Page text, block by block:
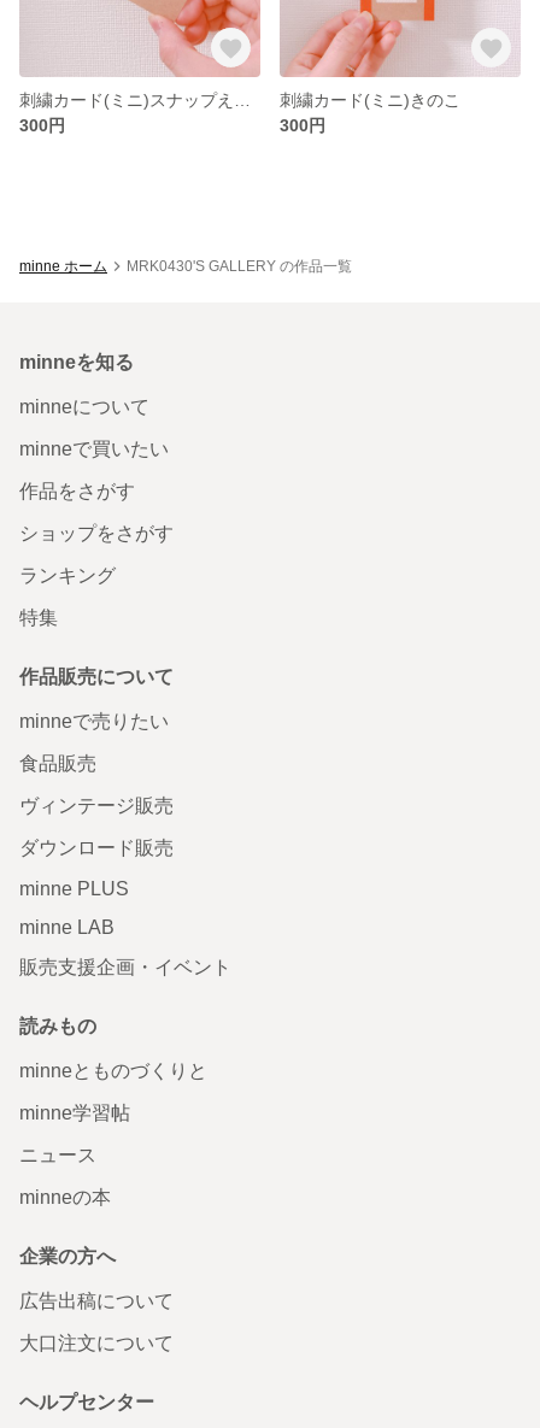
300円
刺繍カード(ミニ)きのこ
300円
minne ホーム MRK0430'S GALLERY の作品一覧
minneを知る
minneについて
minneで買いたい
作品をさがす
ショップをさがす
ランキング
特集
作品販売について
minneで売りたい
食品販売
ヴィンテージ販売
ダウンロード販売
minne PLUS
minne LAB
販売支援企画・イベント
読みもの
minneとものづくりと
minne学習帖
ニュース
minneの本
企業の方へ
広告出稿について
大口注文について
ヘルプセンター